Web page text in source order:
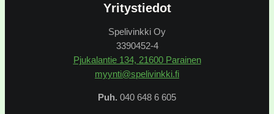
Yritystiedot
Spelivinkki Oy
3390452-4
Pjukalantie 134, 21600 Parainen
myynti@spelivinkki.fi
Puh. 040 648 6 605